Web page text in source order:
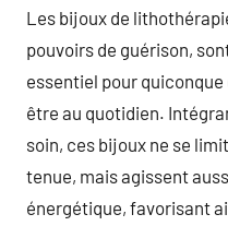
Les bijoux de
pouvoirs de guérison,
essentiel pour
être au quotidien.
soin, ces bijoux ne se
tenue, mais agissent
énergétique, favorisant